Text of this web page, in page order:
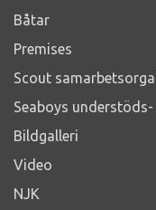
Båtar
Premises
Scout
Seaboys
Bildgalleri
Video
NJK